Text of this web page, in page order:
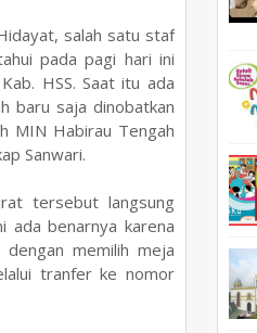
salah satu staf
pada pagi hari ini
HSS. Saat itu ada
baru saja dinobatkan
MIN Habirau Tengah
Sanwari.
tersebut langsung
ada benarnya karena
memilih meja
tranfer ke nomor